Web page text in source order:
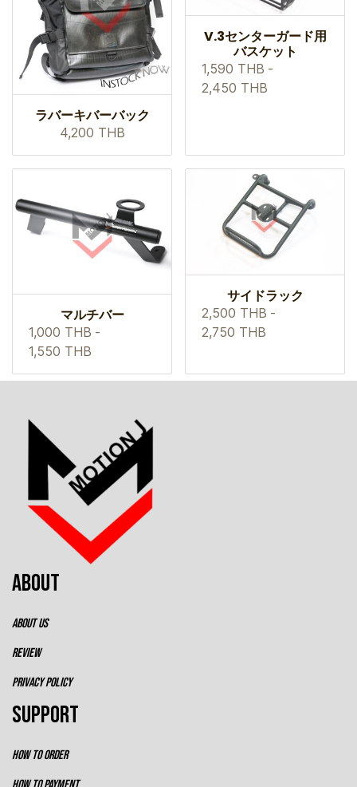
ラバーキバーバック
4,200 THB
V.3センターガード用
バスケット
1,590 THB -
2,450 THB
マルチバー
1,000 THB -
1,550 THB
サイドラック
2,500 THB -
2,750 THB
ABOUT
ABOUT US
REVIEW
PRIVACY POLICY
SUPPORT
HOW TO ORDER